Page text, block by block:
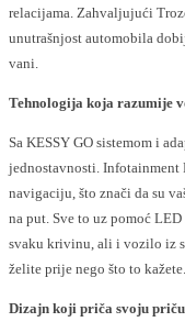
relacijama. Zahvaljujući
unutrašnjost automobila
vani.
Tehnologija koja razumije
Sa KESSY GO sistemom i
jednostavnosti. Infotainment
navigaciju, što znači da su
na put. Sve to uz pomoć
svaku krivinu, ali i vozilo iz
želite prije nego što to kažete.
Dizajn koji priča svoju priču